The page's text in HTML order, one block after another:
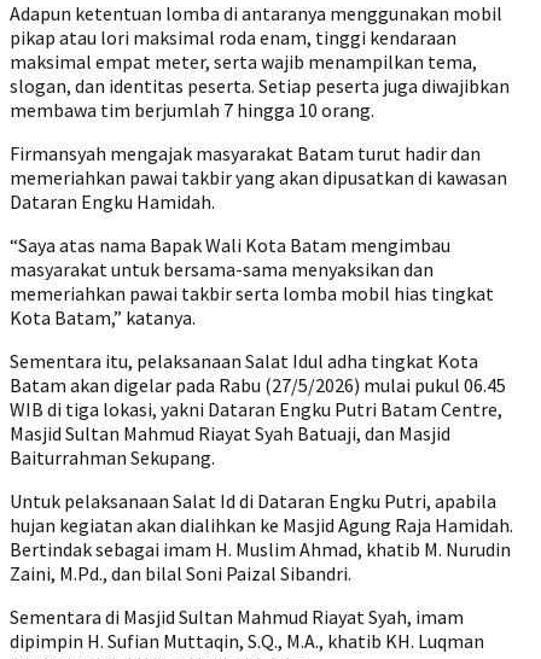
Adapun ketentuan lomba di antaranya menggunakan mobil
pikap atau lori maksimal roda enam, tinggi kendaraan
maksimal empat meter, serta wajib menampilkan tema,
slogan, dan identitas peserta. Setiap peserta juga diwajibkan
membawa tim berjumlah 7 hingga 10 orang.
Firmansyah mengajak masyarakat Batam turut hadir dan
memeriahkan pawai takbir yang akan dipusatkan di kawasan
Dataran Engku Hamidah.
“Saya atas nama Bapak Wali Kota Batam mengimbau
masyarakat untuk bersama-sama menyaksikan dan
memeriahkan pawai takbir serta lomba mobil hias tingkat
Kota Batam,” katanya.
Sementara itu, pelaksanaan Salat Idul adha tingkat Kota
Batam akan digelar pada Rabu (27/5/2026) mulai pukul 06.45
WIB di tiga lokasi, yakni Dataran Engku Putri Batam Centre,
Masjid Sultan Mahmud Riayat Syah Batuaji, dan Masjid
Baiturrahman Sekupang.
Untuk pelaksanaan Salat Id di Dataran Engku Putri, apabila
hujan kegiatan akan dialihkan ke Masjid Agung Raja Hamidah.
Bertindak sebagai imam H. Muslim Ahmad, khatib M. Nurudin
Zaini, M.Pd., dan bilal Soni Paizal Sibandri.
Sementara di Masjid Sultan Mahmud Riayat Syah, imam
dipimpin H. Sufian Muttaqin, S.Q., M.A., khatib KH. Luqman